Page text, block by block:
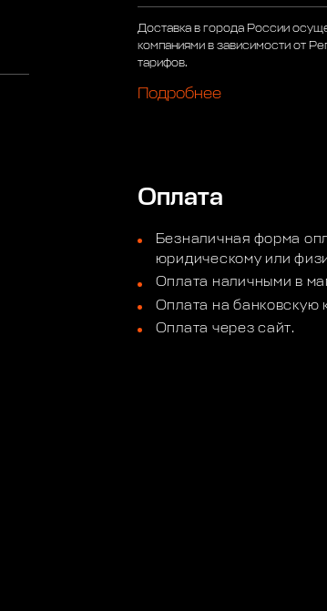
Доставка в города России
компаниями в зависимости от
тарифов.
Подробнее
Оплата
Безналичная форма
юридическому или
Оплата наличными в
Оплата на банковскую
Оплата через сайт.